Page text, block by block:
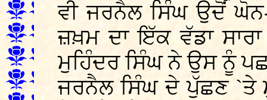
ਵੀ ਜਰਨੈਲ ਸਿੰਘ ਉਦੋਂ
ਜ਼ਖ਼ਮ ਦਾ ਇੱਕ ਵੱਡਾ
ਮੁਹਿੰਦਰ ਸਿੰਘ ਨੇ ਉਸ ਨੂੰ
ਜਰਨੈਲ ਸਿੰਘ ਦੇ ਪੁੱਛਣ `ਤੇ